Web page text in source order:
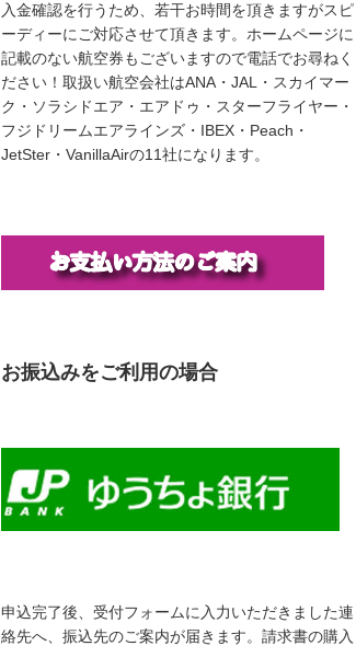
入金確認を行うため、若干お時間を頂きますがスピ
ーディーにご対応させて頂きます。ホームページに
記載のない航空券もございますので電話でお尋ねく
ださい！取扱い航空会社はANA・JAL・スカイマー
ク・ソラシドエア・エアドゥ・スターフライヤー・
フジドリームエアラインズ・IBEX・Peach・
JetSter・VanillaAirの11社になります。
お振込みをご利用の場合
申込完了後、受付フォームに入力いただきました連
絡先へ、振込先のご案内が届きます。請求書の購入